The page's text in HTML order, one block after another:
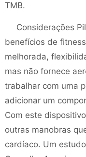
TMB.
Considerações
benefícios de
melhorada,
mas não fornece
trabalhar com uma
adicionar um
Com este
outras manobras
cardíaco. Um